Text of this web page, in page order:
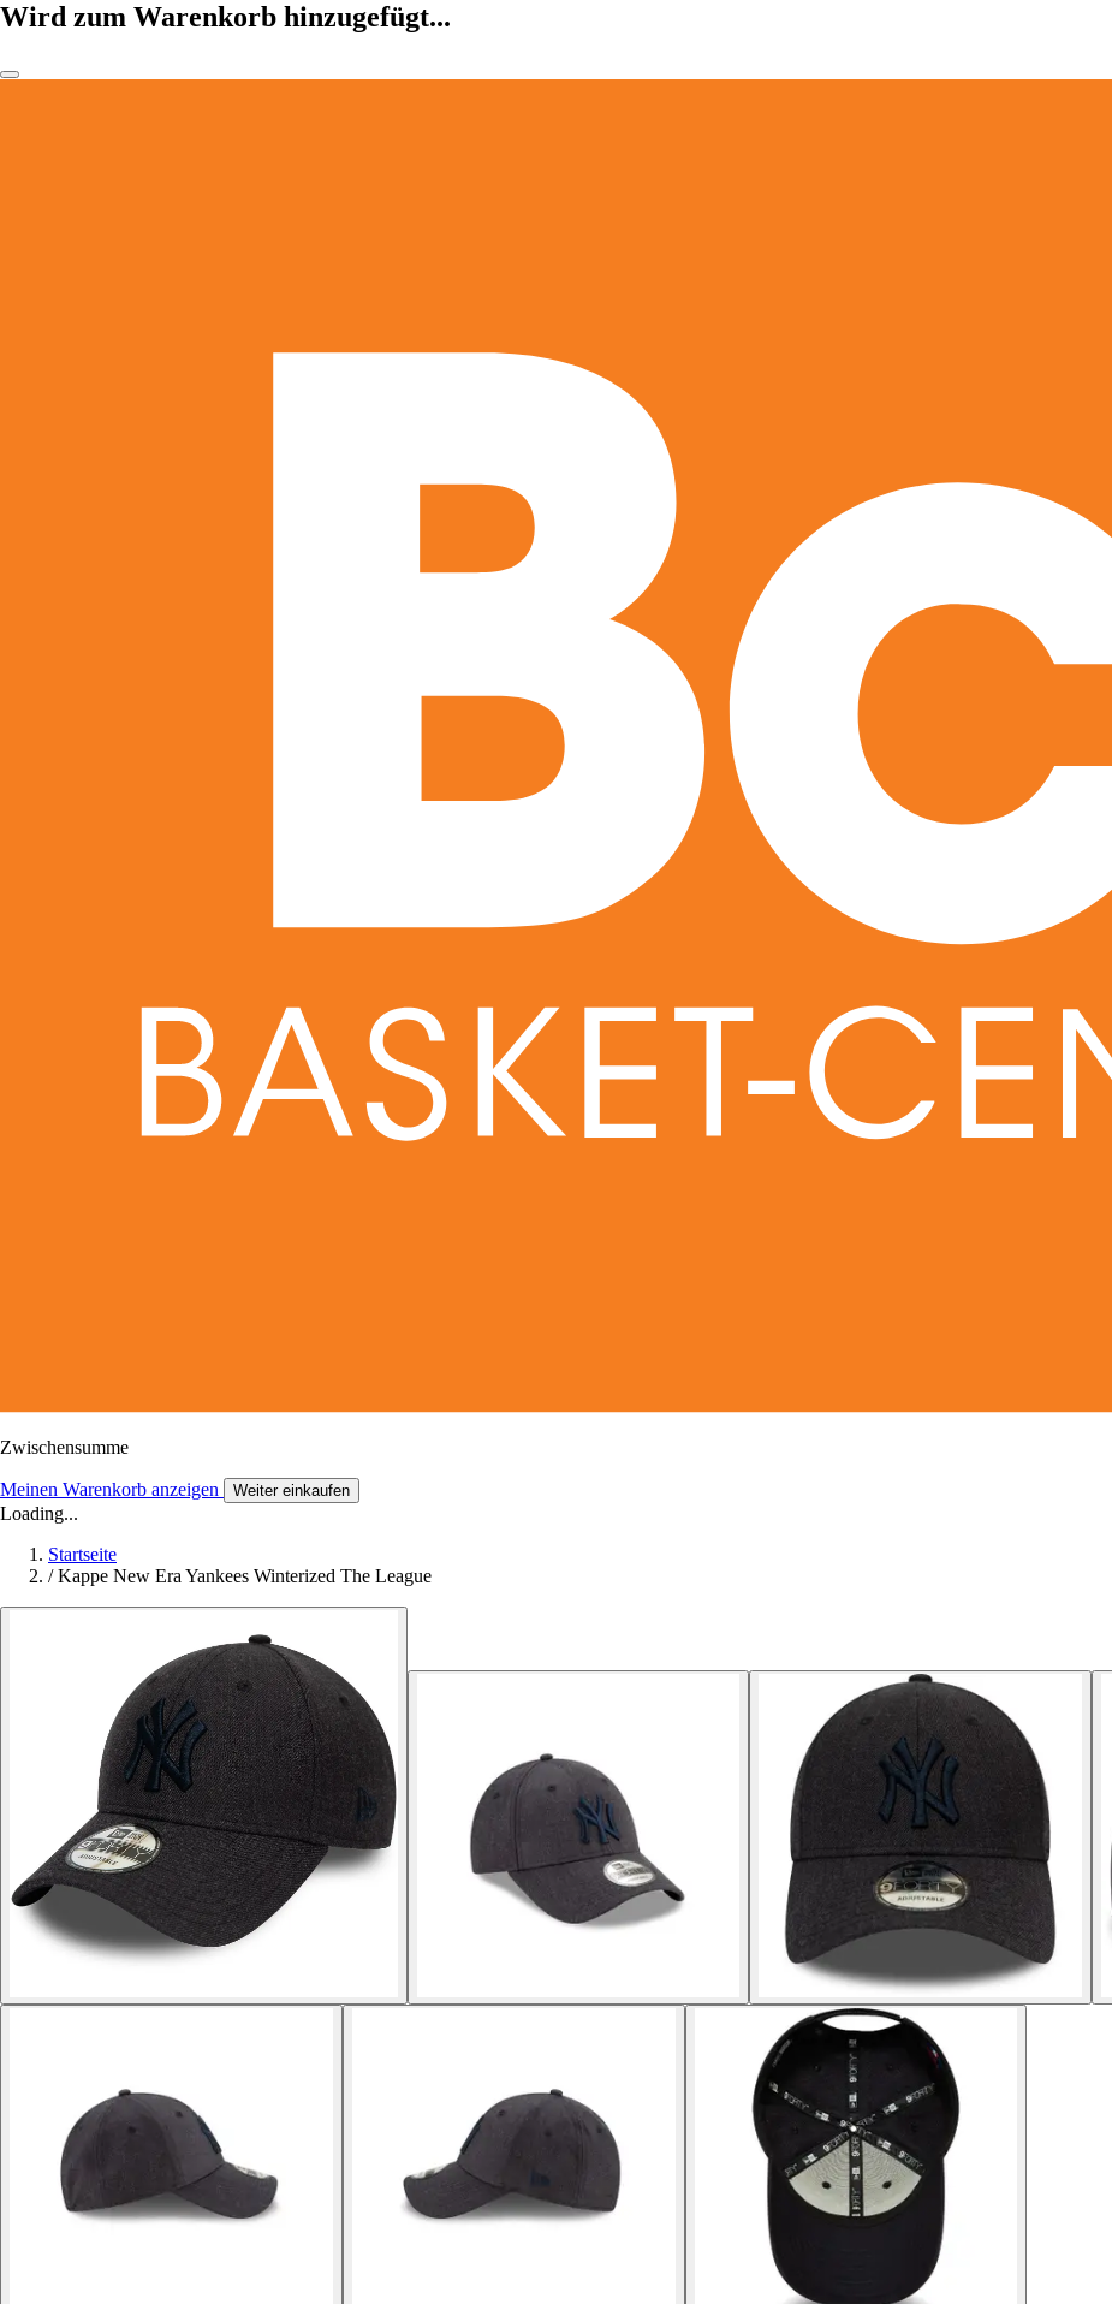
Wird zum Warenkorb hinzugefügt...
Zwischensumme
Meinen Warenkorb anzeigen Weiter einkaufen
Loading...
Startseite
/ Kappe New Era Yankees Winterized The League